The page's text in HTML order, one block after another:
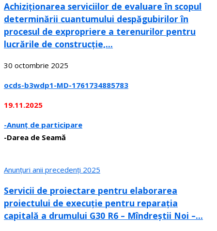
Achiziționarea serviciilor de evaluare în scopul
determinării cuantumului despăgubirilor în
procesul de expropriere a terenurilor pentru
lucrările de construcție,...
30 octombrie 2025
ocds-b3wdp1-MD-1761734885783
19.11.2025
-Anunț de participare
-Darea de Seamă
Anunțuri anii precedenți 2025
Servicii de proiectare pentru elaborarea
proiectului de execuție pentru reparația
capitală a drumului G30 R6 – Mîndreștii Noi –...